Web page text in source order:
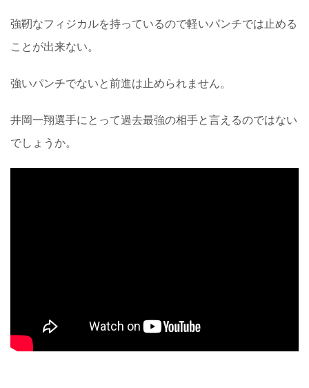
強靭なフィジカルを持っているので軽いパンチでは止める
ことが出来ない。
強いパンチでないと前進は止められません。
井岡一翔選手にとって過去最強の相手と言えるのではない
でしょうか。